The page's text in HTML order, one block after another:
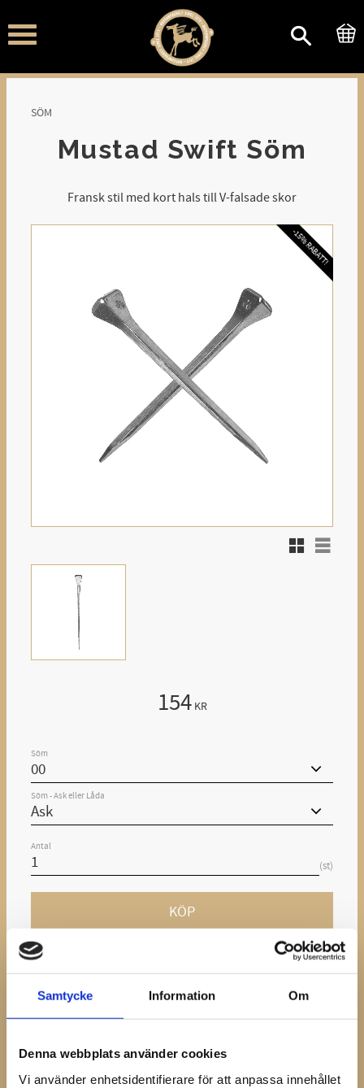
Samtycke Information Om
Denna webbplats använder cookies
Vi använder enhetsidentifierare för att anpassa innehållet
Meny
SÖM
Mustad Swift Söm
Fransk stil med kort hals till V-falsade skor
-15% RABATT!
Rutnätsvy
Listvy
154KR
Söm
Söm - Ask eller Låda
Antal
st
KÖP
I lager
Artikelnr
21.1.126712
Vikt
0,493 kg
Mustad Swift är en söm som är utvecklad i nära